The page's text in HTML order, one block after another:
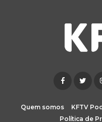
Quem somos KFTV
Política de